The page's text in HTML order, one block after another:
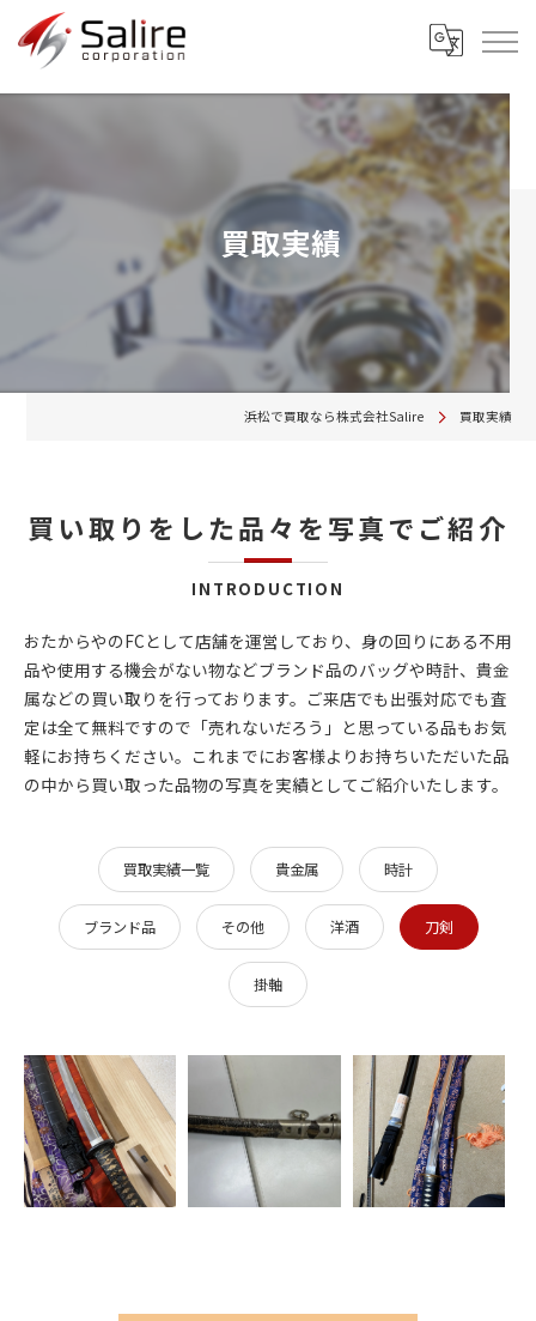
買取実績
浜松で買取なら株式会社Salire 買取実績
買い取りをした品々を写真でご紹介
INTRODUCTION
おたからやのFCとして店舗を運営しており、身の回りにある不用
品や使用する機会がない物などブランド品のバッグや時計、貴金
属などの買い取りを行っております。ご来店でも出張対応でも査
定は全て無料ですので「売れないだろう」と思っている品もお気
軽にお持ちください。これまでにお客様よりお持ちいただいた品
の中から買い取った品物の写真を実績としてご紹介いたします。
買取実績一覧 貴金属 時計
ブランド品 その他 洋酒 刀剣
掛軸